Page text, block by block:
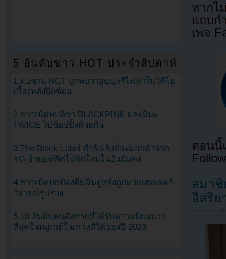
หากไ
แถบก
เพจ
ตอนนี้
สมาชิ
อิสริย
5 อันดับข่าว HOT ประจำสัปดาห์
1.แฮชาน NCT ถูกพบว่าสูบบุหรี่ไฟฟ้าในวิดีโอ
เบื้องหลังฝึกซ้อม
2.ชาวเน็ตพบลิซ่า BLACKPINK และมินะ
TWICE ไปช้อปปิ้งด้วยกัน
3.The Black Label กำลังเล็งที่จะแยกตัวจาก
YG ย้ายอฟฟิศไปตึกใหม่ในฮันนัมดง
4.ชาวเน็ตปกป้องคิมมินจูหลังถูกพวกเฮดเตอร์
วิจารณ์รูปร่าง
5.10 อันดับคนดังชายที่ได้รับความนิยมมาก
ที่สุดในหมู่เกย์ในเกาหลีใต้ของปี 2023